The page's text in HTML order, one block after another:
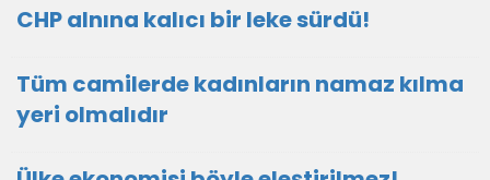
CHP alnına kalıcı bir leke sürdü!
Tüm camilerde kadınların namaz kılma
yeri olmalıdır